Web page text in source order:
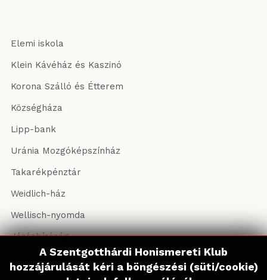
Elemi iskola
Klein Kávéház és Kaszinó
Korona Szálló és Étterem
Községháza
Lipp-bank
Uránia Mozgóképszínház
Takarékpénztár
Weidlich-ház
Wellisch-nyomda
Járásbíróság
A Szentgotthárdi Honismereti Klub
hozzájárulását kéri a böngészési (süti/cookie)
A Szentgotthárdi Honismereti Klub
hozzájárulását kéri a böngészési (süti/cookie)